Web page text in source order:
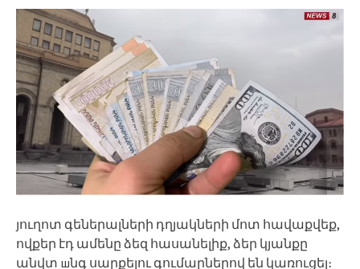
յուղոտ գեներալների դղյակների մոտ հավաքվեք,
ովքեր էդ ամենը ձեզ հասանելիք, ձեր կյանքը
անվտ шնգ սարքելու գումարներով են կառուցել։